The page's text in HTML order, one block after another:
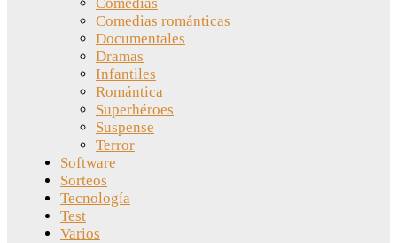
Comedias románticas
Documentales
Dramas
Infantiles
Romántica
Superhéroes
Suspense
Terror
Software
Sorteos
Tecnología
Test
Varios